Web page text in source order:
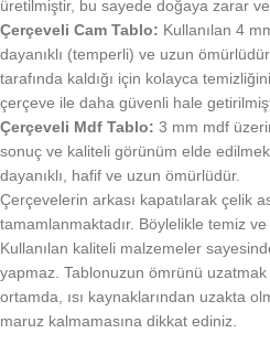
üretilmiştir, bu sayede doğaya zarar
Çerçeveli Cam Tablo: Kullanılan 4
dayanıklı (temperli) ve uzun
tarafında kaldığı için kolayca
çerçeve ile daha güvenli hale
Çerçeveli Mdf Tablo: 3 mm mdf
sonuç ve kaliteli görünüm elde
dayanıklı, hafif ve uzun ömürlüdür.
Çerçevelerin arkası kapatılarak çelik
tamamlanmaktadır. Böylelikle temiz
Kullanılan kaliteli malzemeler
yapmaz. Tablonuzun ömrünü
ortamda, ısı kaynaklarından uzakta
maruz kalmamasına dikkat ediniz.